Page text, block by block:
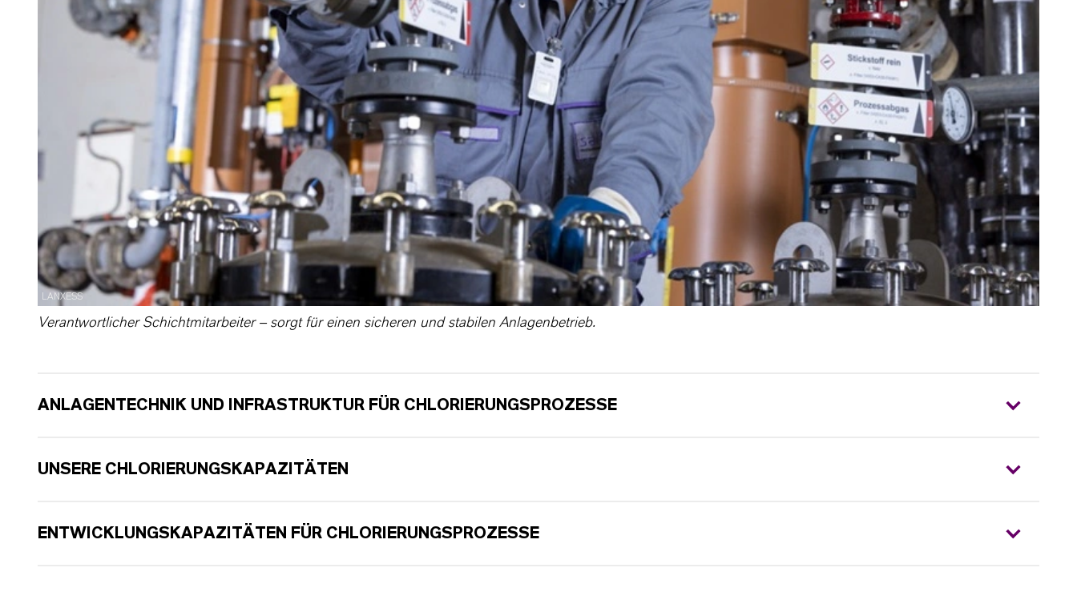
LANXESS
Verantwortlicher Schichtmitarbeiter – sorgt für einen sicheren und stabilen Anlagenbetrieb.
ANLAGENTECHNIK UND INFRASTRUKTUR FÜR CHLORIERUNGSPROZESSE
UNSERE CHLORIERUNGSKAPAZITÄTEN
ENTWICKLUNGSKAPAZITÄTEN FÜR CHLORIERUNGSPROZESSE